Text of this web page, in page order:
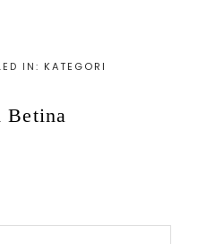
IN: KATEGORI
Betina